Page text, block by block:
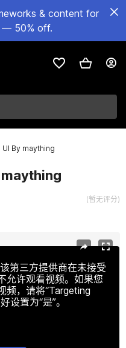
& content for
— 50% off.
By maything
maything
(暂无评分)
第三方提供商在未接受
允许观看视频。如果您
频，请将“Targeting
设置为“是”。